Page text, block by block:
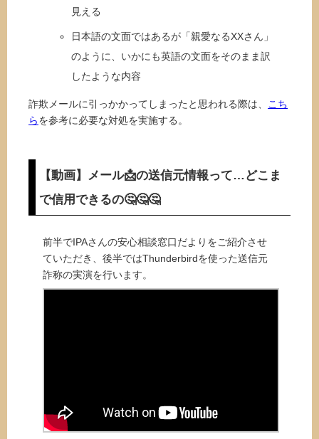
見える
日本語の文面ではあるが「親愛なるXXさん」
のように、いかにも英語の文面をそのまま訳
したような内容
詐欺メールに引っかかってしまったと思われる際は、
こち
らを参考に必要な対処を実施する。
【動画】メール📩の送信元情報って…どこま
で信用できるの🤔🤔🤔
前半でIPAさんの安心相談窓口だよりをご紹介させ
ていただき、後半ではThunderbirdを使った送信元
詐称の実演を行います。